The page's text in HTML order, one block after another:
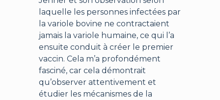
laquelle les personnes infectées par
la variole bovine ne contractaient
jamais la variole humaine, ce qui l’a
ensuite conduit à créer le premier
vaccin. Cela m’a profondément
fasciné, car cela démontrait
qu’observer attentivement et
étudier les mécanismes de la